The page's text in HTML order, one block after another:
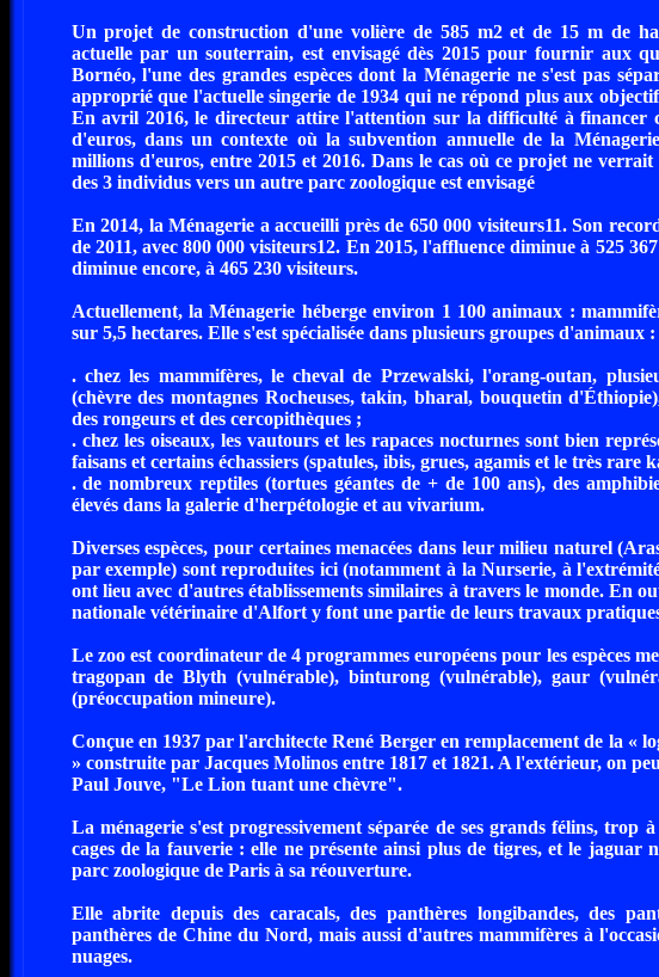
Un projet de construction d'une volière de 585 m2 et de 15 m de
actuelle par un souterrain, est envisagé dès 2015 pour fournir aux
Bornéo, l'une des grandes espèces dont la Ménagerie ne s'est pas
approprié que l'actuelle singerie de 1934 qui ne répond plus aux
En avril 2016, le directeur attire l'attention sur la difficulté à financer
d'euros, dans un contexte où la subvention annuelle de la
millions d'euros, entre 2015 et 2016. Dans le cas où ce projet ne
des 3 individus vers un autre parc zoologique est envisagé
En 2014, la Ménagerie a accueilli près de 650 000 visiteurs11. Son
de 2011, avec 800 000 visiteurs12. En 2015, l'affluence diminue à 525
diminue encore, à 465 230 visiteurs.
Actuellement, la Ménagerie héberge environ 1 100 animaux :
sur 5,5 hectares. Elle s'est spécialisée dans plusieurs groupes d'animaux :
. chez les mammifères, le cheval de Przewalski, l'orang-outan,
(chèvre des montagnes Rocheuses, takin, bharal, bouquetin
des rongeurs et des cercopithèques ;
. chez les oiseaux, les vautours et les rapaces nocturnes sont bien
faisans et certains échassiers (spatules, ibis, grues, agamis et le très rare
. de nombreux reptiles (tortues géantes de + de 100 ans), des
élevés dans la galerie d'herpétologie et au vivarium.
Diverses espèces, pour certaines menacées dans leur milieu naturel
par exemple) sont reproduites ici (notamment à la Nurserie, à
ont lieu avec d'autres établissements similaires à travers le monde. En
nationale vétérinaire d'Alfort y font une partie de leurs travaux
Le zoo est coordinateur de 4 programmes européens pour les espèces
tragopan de Blyth (vulnérable), binturong (vulnérable), gaur
(préoccupation mineure).
Conçue en 1937 par l'architecte René Berger en remplacement de la «
» construite par Jacques Molinos entre 1817 et 1821. A l'extérieur, on
Paul Jouve, "Le Lion tuant une chèvre".
La ménagerie s'est progressivement séparée de ses grands félins, trop
cages de la fauverie : elle ne présente ainsi plus de tigres, et le jaguar
parc zoologique de Paris à sa réouverture.
Elle abrite depuis des caracals, des panthères longibandes, des
panthères de Chine du Nord, mais aussi d'autres mammifères à
nuages.